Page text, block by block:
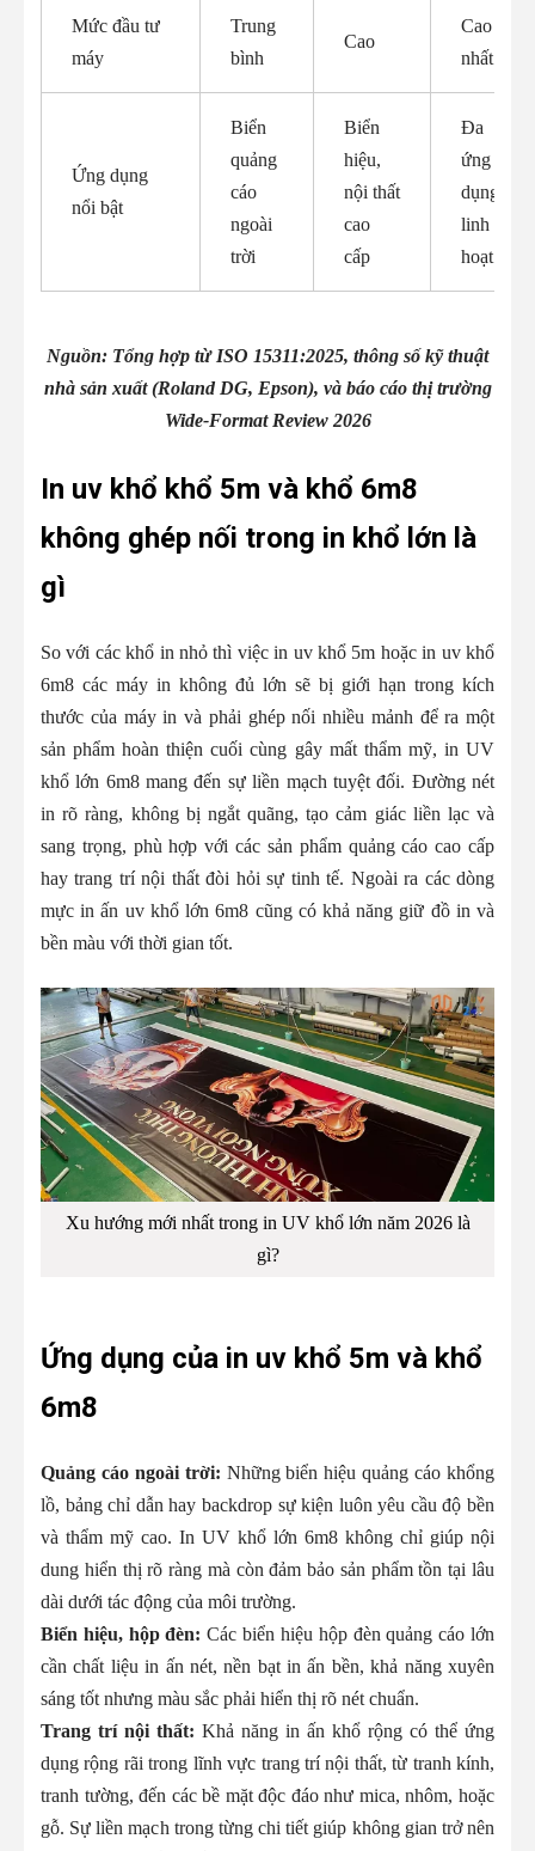
Mức đầu tư
máy
Trung
bình
Cao
Cao
nhất
Ứng dụng
nổi bật
Biển
quảng
cáo
ngoài
trời
Biển
hiệu,
nội thất
cao
cấp
Đa
ứng
dụng
linh
hoạt
Nguồn: Tổng hợp từ ISO 15311:2025, thông số kỹ thuật
nhà sản xuất (Roland DG, Epson), và báo cáo thị trường
Wide-Format Review 2026
In uv khổ khổ 5m và khổ 6m8
không ghép nối trong in khổ lớn là
gì
So với các khổ in nhỏ thì việc in uv khổ 5m hoặc in uv khổ
6m8 các máy in không đủ lớn sẽ bị giới hạn trong kích
thước của máy in và phải ghép nối nhiều mảnh để ra một
sản phẩm hoàn thiện cuối cùng gây mất thẩm mỹ, in UV
khổ lớn 6m8 mang đến sự liền mạch tuyệt đối. Đường nét
in rõ ràng, không bị ngắt quãng, tạo cảm giác liền lạc và
sang trọng, phù hợp với các sản phẩm quảng cáo cao cấp
hay trang trí nội thất đòi hỏi sự tinh tế. Ngoài ra các dòng
mực in ấn uv khổ lớn 6m8 cũng có khả năng giữ đồ in và
bền màu với thời gian tốt.
Xu hướng mới nhất trong in UV khổ lớn năm 2026 là
gì?
Ứng dụng của in uv khổ 5m và khổ
6m8
Quảng cáo ngoài trời: Những biển hiệu quảng cáo khổng
lồ, bảng chỉ dẫn hay backdrop sự kiện luôn yêu cầu độ bền
và thẩm mỹ cao. In UV khổ lớn 6m8 không chỉ giúp nội
dung hiển thị rõ ràng mà còn đảm bảo sản phẩm tồn tại lâu
dài dưới tác động của môi trường.
Biển hiệu, hộp đèn: Các biển hiệu hộp đèn quảng cáo lớn
cần chất liệu in ấn nét, nền bạt in ấn bền, khả năng xuyên
sáng tốt nhưng màu sắc phải hiển thị rõ nét chuẩn.
Trang trí nội thất: Khả năng in ấn khổ rộng có thể ứng
dụng rộng rãi trong lĩnh vực trang trí nội thất, từ tranh kính,
tranh tường, đến các bề mặt độc đáo như mica, nhôm, hoặc
gỗ. Sự liền mạch trong từng chi tiết giúp không gian trở nên